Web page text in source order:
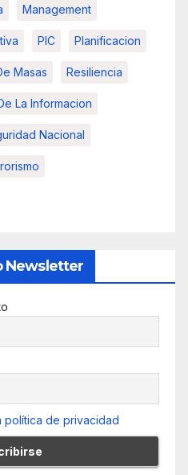
Management
PIC Planificacion
Masas Resiliencia
La Informacion
Nacional
Newsletter
política de privacidad